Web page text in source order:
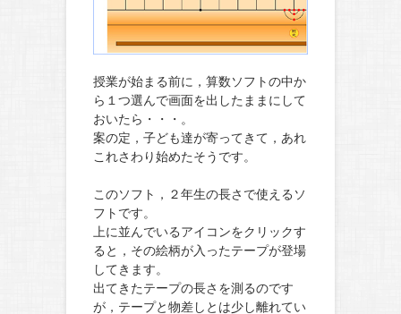
授業が始まる前に，算数ソフトの中か
ら１つ選んで画面を出したままにして
おいたら・・・。
案の定，子ども達が寄ってきて，あれ
これさわり始めたそうです。
このソフト，２年生の長さで使えるソ
フトです。
上に並んでいるアイコンをクリックす
ると，その絵柄が入ったテープが登場
してきます。
出てきたテープの長さを測るのです
が，テープと物差しとは少し離れてい